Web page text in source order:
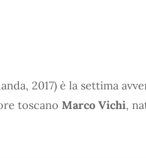
2017) è la settima
toscano Marco Vichi,